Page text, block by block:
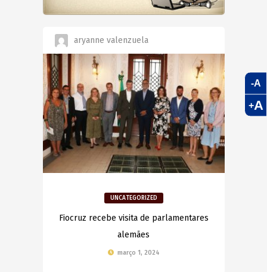
aryanne valenzuela
UNCATEGORIZED
Fiocruz recebe visita de parlamentares
alemães
março 1, 2024
-A
+A